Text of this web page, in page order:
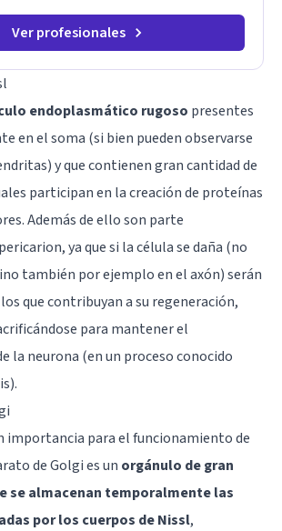
Ver profesionales
endoplasmático rugoso presentes
en el soma (si bien pueden observarse
y que contienen gran cantidad de
participan en la creación de proteínas
Además de ello son parte
ya que si la célula se daña (no
también por ejemplo en el axón) serán
que contribuyan a su regeneración,
para mantener el
la neurona (en un proceso conocido
importancia para el funcionamiento de
de Golgi es un orgánulo de gran
se almacenan temporalmente las
por los cuerpos de Nissl,